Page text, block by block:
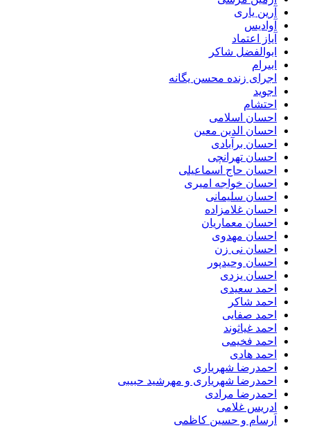
آرین یاری
آوادیس
آیاز اعتماد
ابوالفضل شاکر
ابیرام
اجرای زنده محسن یگانه
اجوید
احتشام
احسان اسلامی
احسان الدین معین
احسان برآبادی
احسان تهرانچی
احسان حاج اسماعیلی
احسان خواجه امیری
احسان سلیمانی
احسان غلامزاده
احسان معماریان
احسان مهدوی
احسان نی زن
احسان وحیدپور
احسان یزدی
احمد سعیدی
احمد شاکر
احمد صفایی
احمد غیاثوند
احمد فخیمی
احمد هادی
احمدرضا شهریاری
احمدرضا شهریاری و مهرشید حبیبی
احمدرضا مرادی
ادریس غلامی
اَرسام و حسین کاظمی